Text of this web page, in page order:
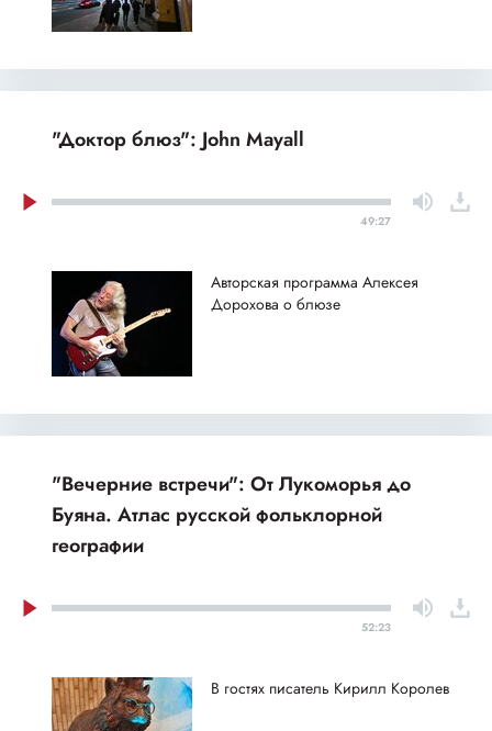
"Доктор блюз": John Mayall
49:27
Авторская программа Алексея
Дорохова о блюзе
"Вечерние встречи": От Лукоморья до
Буяна. Атлас русской фольклорной
географии
52:23
В гостях писатель Кирилл Королев